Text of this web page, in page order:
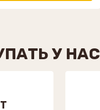
У НАС